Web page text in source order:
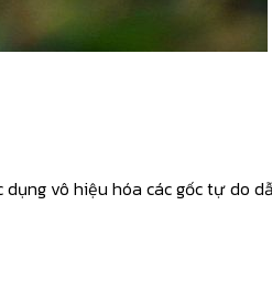
vô hiệu hóa các gốc tự do